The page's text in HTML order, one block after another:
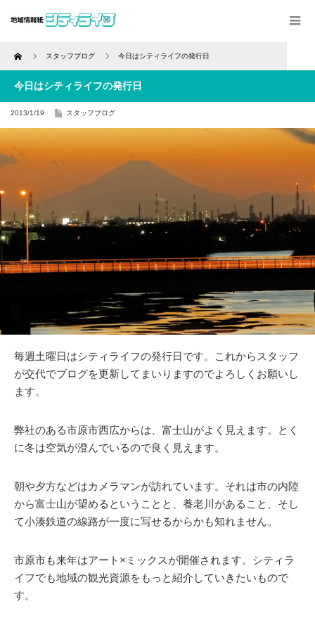
Home スタッフブログ 今日はシティライフの発行日
今日はシティライフの発行日
2013/1/19 スタッフブログ
毎週土曜日はシティライフの発行日です。これからスタッフ
が交代でブログを更新してまいりますのでよろしくお願いし
ます。
弊社のある市原市西広からは、富士山がよく見えます。とく
に冬は空気が澄んでいるので良く見えます。
朝や夕方などはカメラマンが訪れています。それは市の内陸
から富士山が望めるということと、養老川があること、そし
て小湊鉄道の線路が一度に写せるからかも知れません。
市原市も来年はアート×ミックスが開催されます。シティラ
イフでも地域の観光資源をもっと紹介していきたいもので
す。